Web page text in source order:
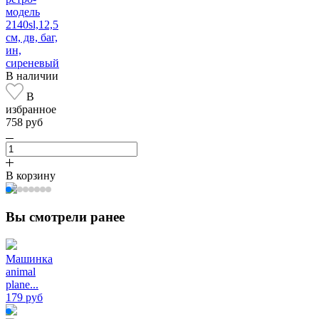
модель
2140sl,12,5
см, дв, баг,
ин,
сиреневый
В наличии
В
избранное
758 руб
В корзину
Вы смотрели ранее
Машинка
animal
plane...
179 руб